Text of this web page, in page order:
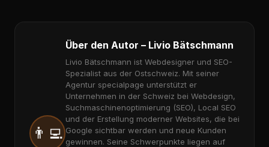
👨‍💻
Über den Autor – Livio Bätschmann
Livio Bätschmann ist Webdesigner und SEO-
Spezialist aus der Ostschweiz. Mit seiner
Agentur specialpage unterstützt er
Unternehmen in der Schweiz bei Webdesign,
Suchmaschinenoptimierung (SEO), Local SEO
und der Erstellung moderner Websites, die bei
Google sichtbar werden und neue Kunden
gewinnen. Seine Schwerpunkte liegen auf